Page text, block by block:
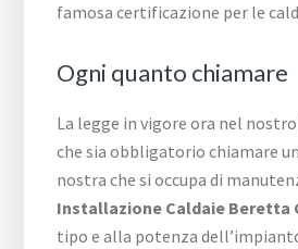
famosa certificazione per le
Ogni quanto chiamare
La legge in vigore ora nel nostro
che sia obbligatorio chiamare
nostra che si occupa di
Installazione Caldaie Beretta
tipo e alla potenza